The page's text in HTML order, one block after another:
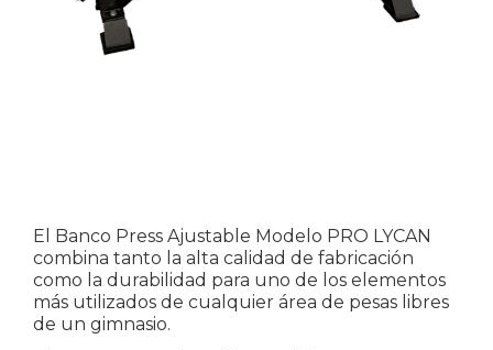
El Banco Press Ajustable Modelo PRO LYCAN
combina tanto la alta calidad de fabricación
como la durabilidad para uno de los elementos
más utilizados de cualquier área de pesas libres
de un gimnasio.